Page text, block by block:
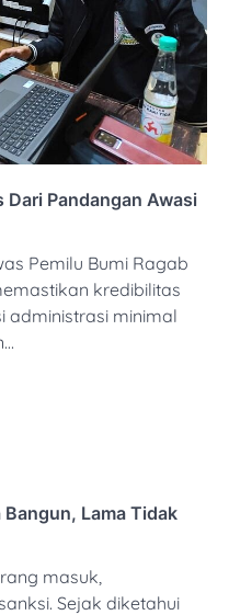
Dari Pandangan Awasi
Pemilu Bumi Ragab
kredibilitas
administrasi minimal
Bangun, Lama Tidak
masuk,
Sejak diketahui